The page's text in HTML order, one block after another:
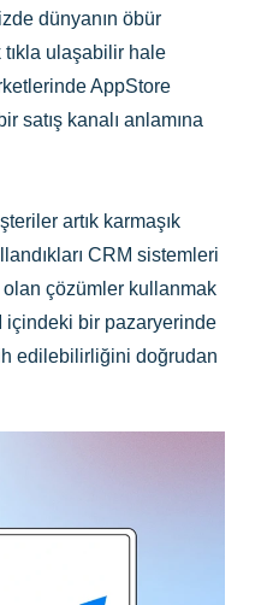
dünyanın öbür
tıkla ulaşabilir hale
AppStore
satış kanalı anlamına
artık karmaşık
CRM sistemleri
çözümler kullanmak
içindeki bir pazaryerinde
edilebilirliğini doğrudan